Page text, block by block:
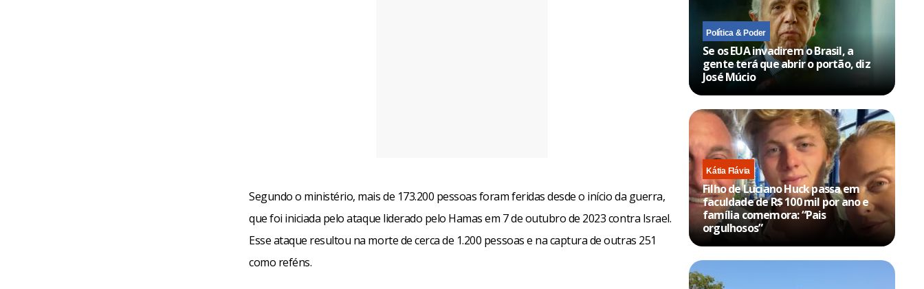
Segundo o ministério, mais de 173.200 pessoas foram feridas desde o início da guerra,
que foi iniciada pelo ataque liderado pelo Hamas em 7 de outubro de 2023 contra Israel.
Esse ataque resultou na morte de cerca de 1.200 pessoas e na captura de outras 251
como reféns.
Política & Poder
Se os EUA invadirem o Brasil, a
gente terá que abrir o portão, diz
José Múcio
Kátia Flávia
Filho de Luciano Huck passa em
faculdade de R$ 100 mil por ano e
família comemora: “Pais
orgulhosos”